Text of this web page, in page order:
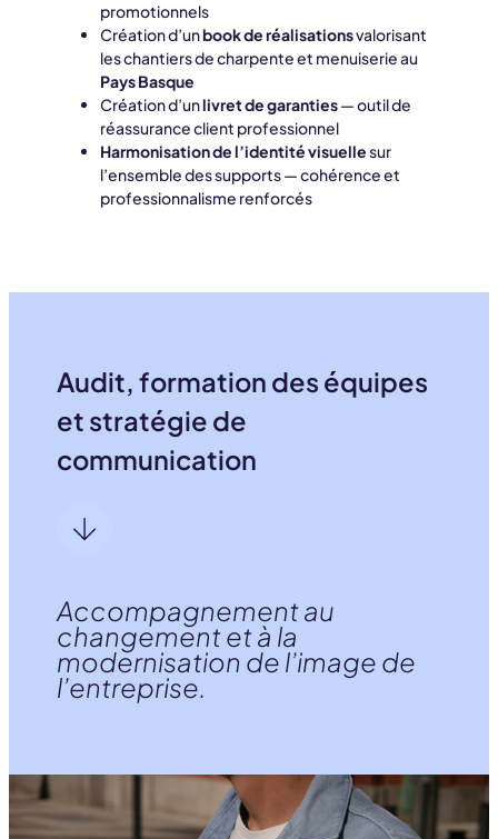
promotionnels
Création d’unbook de réalisationsvalorisant
les chantiers de charpente et menuiserie au
Pays Basque
Création d’unlivret de garanties— outil de
réassurance client professionnel
Harmonisation de l’identité visuellesur
l’ensemble des supports — cohérence et
professionnalisme renforcés
Audit, formation des équipes
et stratégie de
communication
Accompagnement au
changement et à la
modernisation de l’image de
l’entreprise.